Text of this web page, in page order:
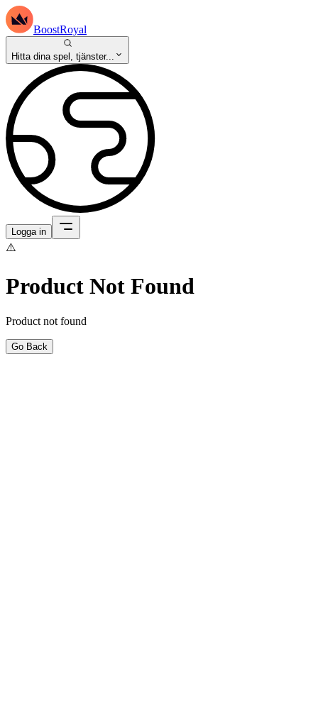
BoostRoyal
Hitta dina spel, tjänster...
Logga in
⚠️
Product Not Found
Product not found
Go Back